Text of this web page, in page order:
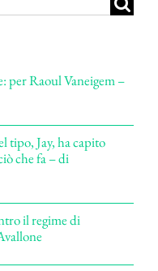
per Raoul Vaneigem –
tipo, Jay, ha capito
che fa – di
il regime di